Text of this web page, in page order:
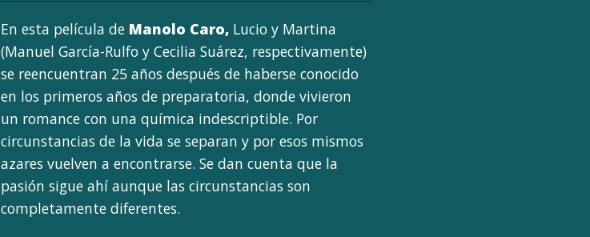
En esta película de Manolo Caro, Lucio y Martina
(Manuel García-Rulfo y Cecilia Suárez, respectivamente)
se reencuentran 25 años después de haberse conocido
en los primeros años de preparatoria, donde vivieron
un romance con una química indescriptible. Por
circunstancias de la vida se separan y por esos mismos
azares vuelven a encontrarse. Se dan cuenta que la
pasión sigue ahí aunque las circunstancias son
completamente diferentes.